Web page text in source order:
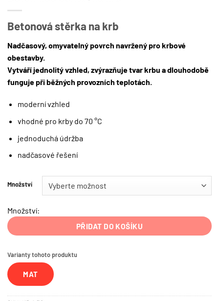
Betonová stěrka na krb
Nadčasový, omyvatelný povrch navržený pro krbové
obestavby.
Vytváří jednolitý vzhled, zvýrazňuje tvar krbu a dlouhodobě
funguje při běžných provozních teplotách.
moderní vzhled
vhodné pro krby do 70 °C
jednoduchá údržba
nadčasové řešení
Množství
Množství:
PŘIDAT DO KOŠÍKU
Varianty tohoto produktu
MAT